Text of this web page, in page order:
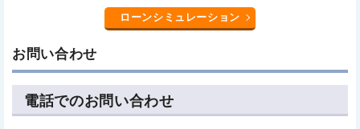
ローンシミュレーション
お問い合わせ
電話でのお問い合わせ